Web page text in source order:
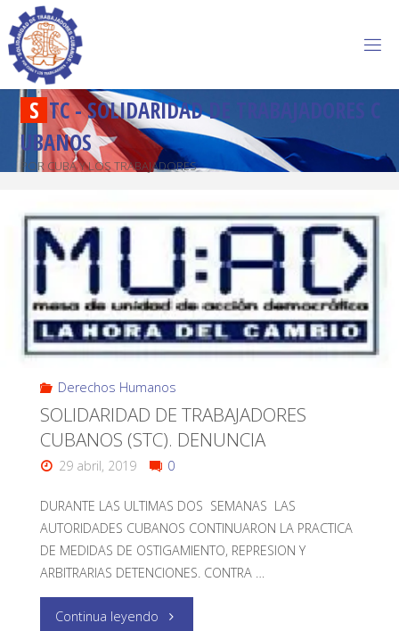
S TC-SOLIDARIDADD R A BAJADORES C
U BANOS
POR CUBA Y LOS TRABAJADORES
Derechos Humanos
SOLIDARIDAD DE TRABAJADORES
CUBANOS (STC). DENUNCIA
29 abril, 2019 0
DURANTE LAS ULTIMAS DOS SEMANAS LAS
AUTORIDADES CUBANOS CONTINUARON LA PRACTICA
DE MEDIDAS DE OSTIGAMIENTO, REPRESION Y
ARBITRARIAS DETENCIONES. CONTRA …
Continua leyendo